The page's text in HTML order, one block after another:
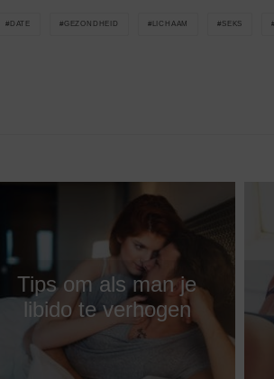
DATE GEZONDHEID LICHAAM SEKS
Tips om als man je
libido te verhogen